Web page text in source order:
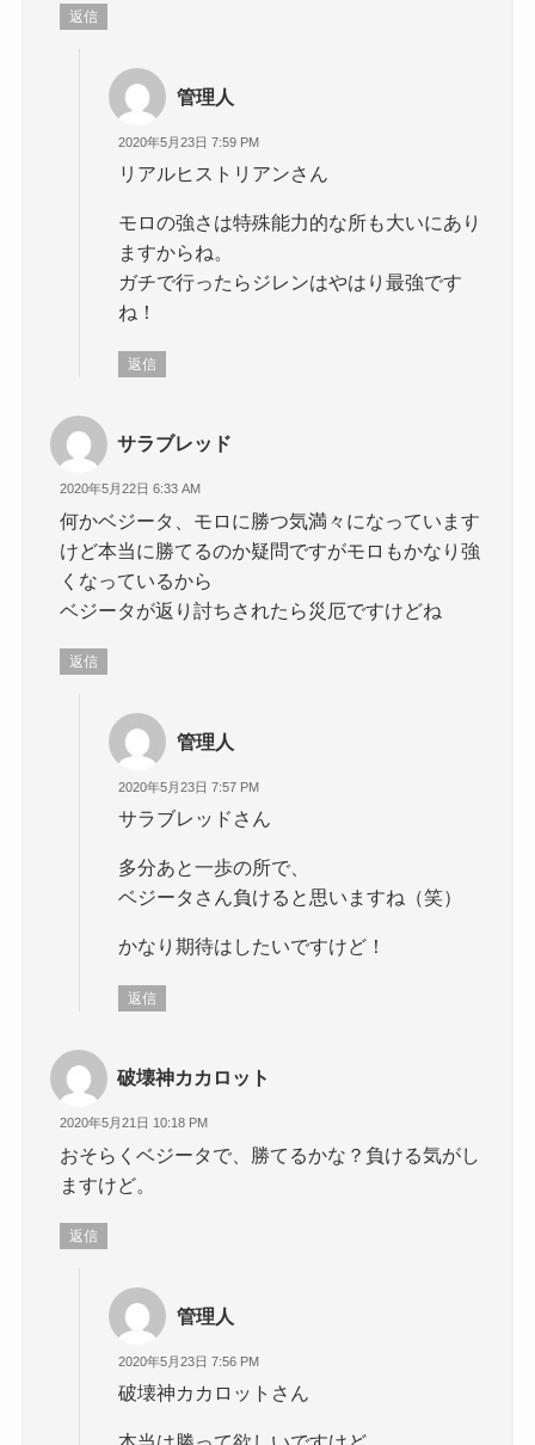
返信
管理人
2020年5月23日 7:59 PM
リアルヒストリアンさん
モロの強さは特殊能力的な所も大いにあり
ますからね。
ガチで行ったらジレンはやはり最強です
ね！
返信
サラブレッド
2020年5月22日 6:33 AM
何かベジータ、モロに勝つ気満々になっています
けど本当に勝てるのか疑問ですがモロもかなり強
くなっているから
ベジータが返り討ちされたら災厄ですけどね
返信
管理人
2020年5月23日 7:57 PM
サラブレッドさん
多分あと一歩の所で、
ベジータさん負けると思いますね（笑）
かなり期待はしたいですけど！
返信
破壊神カカロット
2020年5月21日 10:18 PM
おそらくベジータで、勝てるかな？負ける気がし
ますけど。
返信
管理人
2020年5月23日 7:56 PM
破壊神カカロットさん